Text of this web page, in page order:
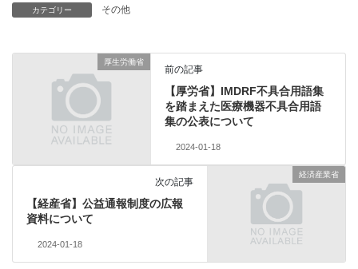
カテゴリー その他
厚生労働省
前の記事
【厚労省】IMDRF不具合用語集
を踏まえた医療機器不具合用語
集の公表について
2024-01-18
経済産業省
次の記事
【経産省】公益通報制度の広報
資料について
2024-01-18